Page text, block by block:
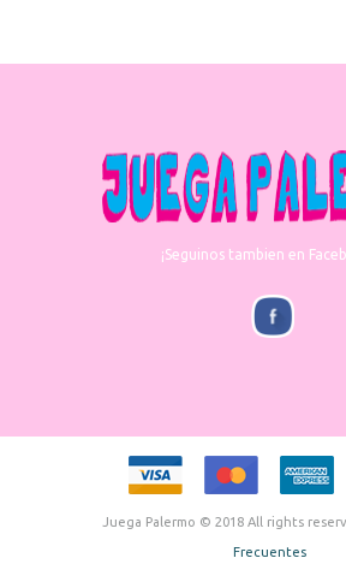
¡Seguinos tambien en
Juega Palermo © 2018 All rights
Frecuentes